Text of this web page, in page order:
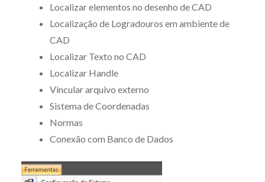
Localizar elementos no desenho de CAD
Localização de Logradouros em ambiente de
CAD
Localizar Texto no CAD
Localizar Handle
Vincular arquivo externo
Sistema de Coordenadas
Normas
Conexão com Banco de Dados